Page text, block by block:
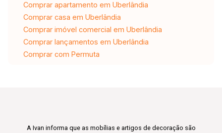
Comprar apartamento em Uberlândia
Comprar casa em Uberlândia
Comprar imóvel comercial em Uberlândia
Comprar lançamentos em Uberlândia
Comprar com Permuta
A Ivan informa que as mobílias e artigos de decoração são